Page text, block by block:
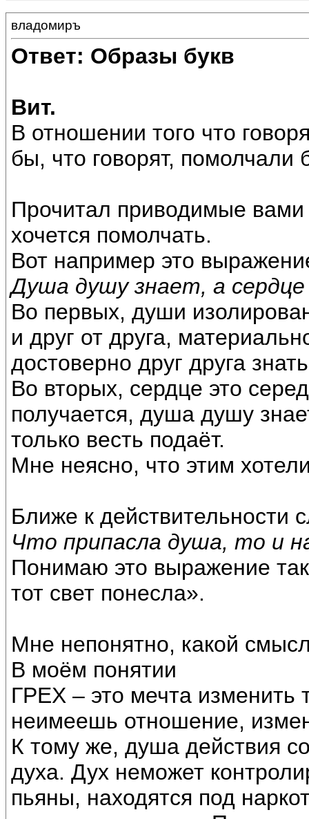
владомиръ
Ответ: Образы букв
Вит.
В отношении того что
бы, что говорят, помолчали
Прочитал приводимые
хочется помолчать.
Вот например это
Душа душу знает, а
Во первых, души
и друг от друга,
достоверно друг друга
Во вторых, сердце это
получается, душа душу
только весть подаёт.
Мне неясно, что этим
Ближе к
Что припасла душа, то и
Понимаю это выражение
тот свет понесла».
Мне непонятно, какой
В моём понятии
ГРЕХ – это мечта изменить
неимеешь отношение,
К тому же, душа действия
духа. Дух неможет
пьяны, находятся под